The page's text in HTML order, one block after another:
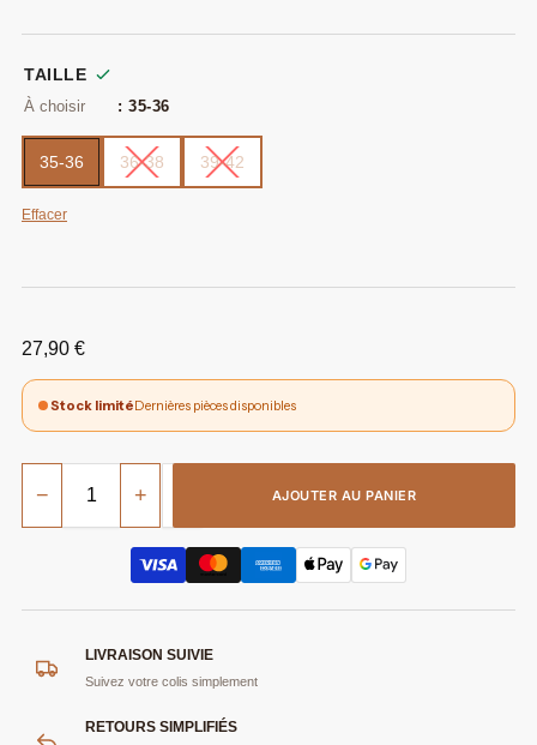
TAILLE
: 35-36
35-36 36-38 39-42
Effacer
27,90 €
Stock limitéDernières pièces disponibles
− + AJOUTER AU PANIER
LIVRAISON SUIVIE
Suivez votre colis simplement
RETOURS SIMPLIFIÉS